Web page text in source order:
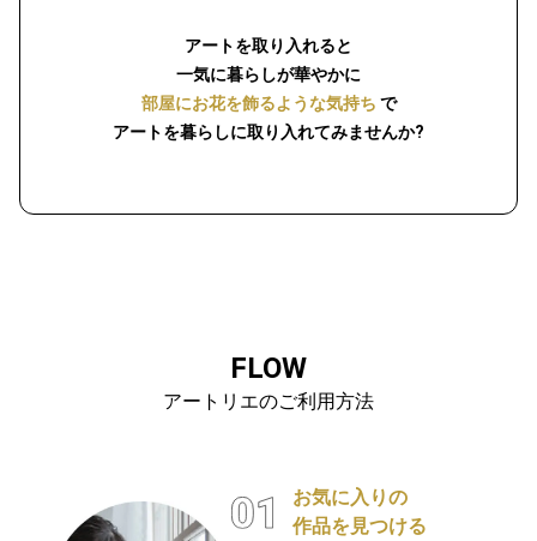
アートを取り入れると
一気に暮らしが華やかに
部屋にお花を飾るような気持ち で
アートを暮らしに取り入れてみませんか?
FLOW
アートリエのご利用方法
お気に入りの
作品を見つける